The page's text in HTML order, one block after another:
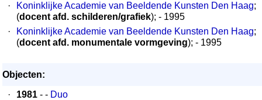
·
Koninklijke Academie van Beeldende Kunsten Den Haag;
(docent afd. schilderen/grafiek); - 1995
·
Koninklijke Academie van Beeldende Kunsten Den Haag;
(docent afd. monumentale vormgeving); - 1995
Objecten:
·
1981 - - Duo